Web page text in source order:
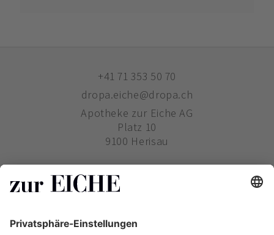
+41 71 353 50 70
dropa.eiche@dropa.ch
Apotheke zur Eiche AG
Platz 10
9100 Herisau
ZUR EICHE